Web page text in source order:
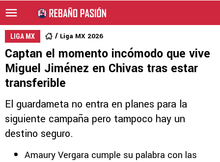
LIGA MX Liga MX 2026
Captan el momento incómodo que vive
Miguel Jiménez en Chivas tras estar
transferible
El guardameta no entra en planes para la
siguiente campaña pero tampoco hay un
destino seguro.
Amaury Vergara cumple su palabra con las